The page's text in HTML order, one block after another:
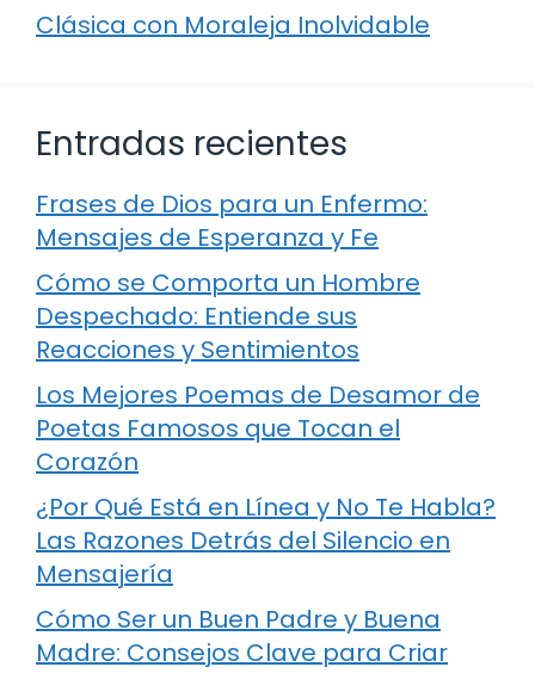
Clásica con Moraleja Inolvidable
Entradas recientes
Frases de Dios para un Enfermo:
Mensajes de Esperanza y Fe
Cómo se Comporta un Hombre
Despechado: Entiende sus
Reacciones y Sentimientos
Los Mejores Poemas de Desamor de
Poetas Famosos que Tocan el
Corazón
¿Por Qué Está en Línea y No Te Habla?
Las Razones Detrás del Silencio en
Mensajería
Cómo Ser un Buen Padre y Buena
Madre: Consejos Clave para Criar